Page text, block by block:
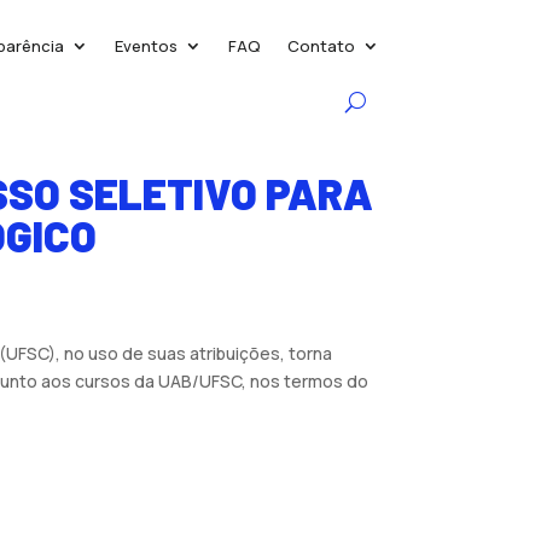
Eventos FAQ Contato
SELETIVO PARA
no uso de suas atribuições, torna
aos cursos da UAB/UFSC, nos termos do